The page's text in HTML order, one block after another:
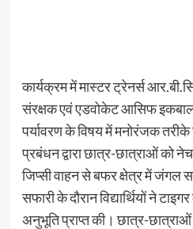
कार्यक्रम में मास्टर ट्रेनर्स
संरक्षक एवं एडवोकेट आसिफ
पर्यावरण के विषय में मनोरंजक तरीके
प्रबंधन द्वारा छात्र-छात्राओं को
जिप्सी वाहन से बफर क्षेत्र में जंगल
सफारी के दौरान विद्यार्थियों ने
अनुभूति प्राप्त की। छात्र-